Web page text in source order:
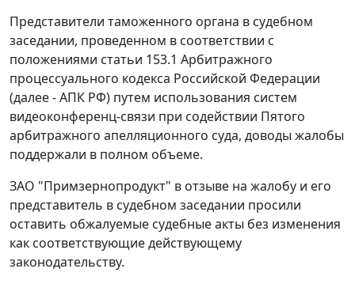
Представители таможенного органа в судебном
заседании, проведенном в соответствии с
положениями статьи 153.1 Арбитражного
процессуального кодекса Российской Федерации
(далее - АПК РФ) путем использования систем
видеоконференц-связи при содействии Пятого
арбитражного апелляционного суда, доводы жалобы
поддержали в полном объеме.
ЗАО "Примзернопродукт" в отзыве на жалобу и его
представитель в судебном заседании просили
оставить обжалуемые судебные акты без изменения
как соответствующие действующему
законодательству.